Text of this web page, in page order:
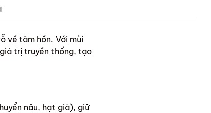
về tâm hồn. Với mùi
trị truyền thống, tạo
nâu, hạt già), giữ